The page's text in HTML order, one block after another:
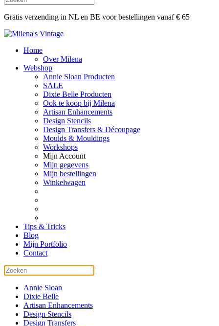
Gratis verzending in NL en BE voor bestellingen vanaf € 65
Home
Over Milena
Webshop
Annie Sloan Producten
SALE
Dixie Belle Producten
Ook te koop bij Milena
Artisan Enhancements
Design Stencils
Design Transfers & Découpage
Moulds & Mouldings
Workshops
Mijn Account
Mijn gegevens
Mijn bestellingen
Winkelwagen
Tips & Tricks
Blog
Mijn Portfolio
Contact
Annie Sloan
Dixie Belle
Artisan Enhancements
Design Stencils
Design Transfers